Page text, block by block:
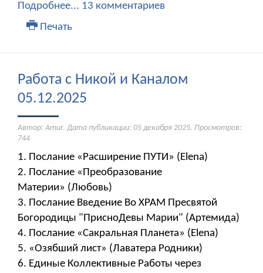
Подробнее... 13 комментариев
Печать
Работа с Никой и Каналом
05.12.2025
Автор: Amur. Дата публикации: 05 декабря 2025. Просмотров:
744
1. Послание «Расширение ПУТИ» (Elena)
2. Послание «Преобразование
Материи» (Любовь)
3. Послание Введение Во ХРАМ Пресвятой
Богородицы "ПрисноДевы Марии" (Артемида)
4. Послание «Сакральная Планета» (Elena)
5. «Озябший лист» (Лаватера Родники)
6. Единые Коллективные Работы через